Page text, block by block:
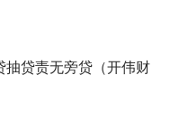
抽贷责无旁贷（开伟财